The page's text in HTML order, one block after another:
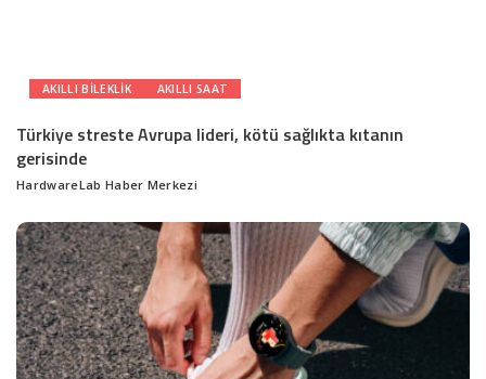
AKILLI BILEKLIK AKILLI SAAT
Türkiye streste Avrupa lideri, kötü sağlıkta kıtanın
gerisinde
Posted
HardwareLab Haber Merkezi